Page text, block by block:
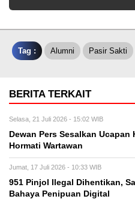
Tag : Alumni Pasir Sakti
BERITA TERKAIT
Selasa, 21 Juli 2026 - 15:02 WIB
Dewan Pers Sesalkan
Hormati Wartawan
Jumat, 17 Juli 2026 - 10:33 WIB
951 Pinjol Ilegal Dihentikan,
Bahaya Penipuan Digital